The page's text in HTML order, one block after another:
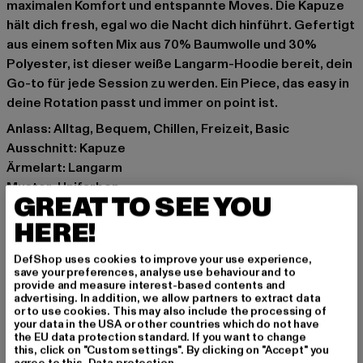
maximalen Komfort und entspannte Moves. Die Kapuze
hält dich fresh, egal wo die Nacht dich hinführt. Gefertigt
aus einem soften Mix aus 70% Baumwolle und 30%
Polyester, ist dieser weiße Langarm-Hoodie bereit, dein
Go-to für jede Session zu werden. Ein Piece, das easy in
deine Rotation passt und immer on point ist.
Anlass: Alltag, Bequem, Chillen, Freizeit, Basic
Ausschnitt: Kapuze
Ärmelart: Langarm
Muster: Unifarben
Details: Kängurutasche, Rippstrickbündchen
Schnitt: Normal
Marke: Urban Classics
Kat.: Hoodies
Farbe: weiß
Hersteller Farbe: white
Materialzusammensetzung: 70% Baumwolle, 30%
Polyester
GREAT TO SEE YOU
HERE!
DefShop uses cookies to improve your use experience,
save your preferences, analyse use behaviour and to
provide and measure interest-based contents and
advertising. In addition, we allow partners to extract data
or to use cookies. This may also include the processing of
your data in the USA or other countries which do not have
the EU data protection standard. If you want to change
this, click on "Custom settings". By clicking on "Accept" you